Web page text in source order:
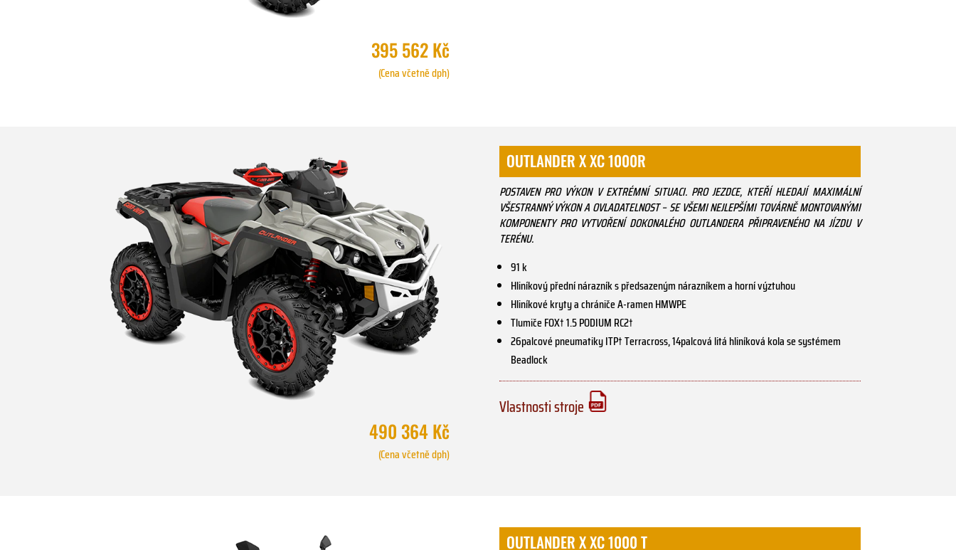
395 562 Kč
(Cena včetně dph)
490 364 Kč
(Cena včetně dph)
OUTLANDER X XC 1000R
POSTAVEN PRO VÝKON V EXTRÉMNÍ SITUACI. PRO JEZDCE, KTEŘÍ HLEDAJÍ MAXIMÁLNÍ
VŠESTRANNÝ VÝKON A OVLADATELNOST – SE VŠEMI NEJLEPŠÍMI TOVÁRNĚ MONTOVANÝMI
KOMPONENTY PRO VYTVOŘENÍ DOKONALÉHO OUTLANDERA PŘIPRAVENÉHO NA JÍZDU V
TERÉNU.
91 k
Hliníkový přední nárazník s předsazeným nárazníkem a horní výztuhou
Hliníkové kryty a chrániče A-ramen HMWPE
Tlumiče FOX† 1.5 PODIUM RC2†
26palcové pneumatiky ITP† Terracross, 14palcová litá hliníková kola se systémem
Beadlock
Vlastnosti stroje
OUTLANDER X XC 1000 T